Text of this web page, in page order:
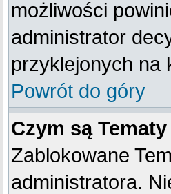
możliwości
administrator
przyklejonych na
Powrót do góry
Czym są
Zablokowane
administratora.